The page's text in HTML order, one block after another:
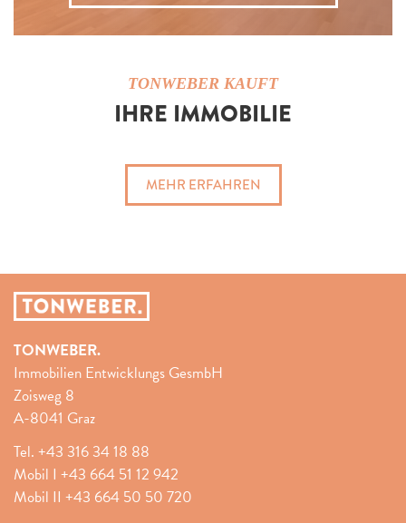
TONWEBER KAUFT
IHRE IMMOBILIE
MEHR ERFAHREN
TONWEBER.
Immobilien Entwicklungs GesmbH
Zoisweg 8
A-8041 Graz
Tel. +43 316 34 18 88
Mobil I +43 664 51 12 942
Mobil II +43 664 50 50 720